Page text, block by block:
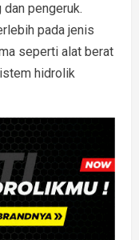
pengeruk.
pada jenis
seperti alat berat
hidrolik